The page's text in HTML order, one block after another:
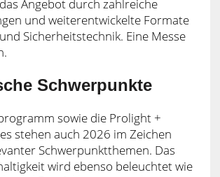
Angebot durch zahlreiche
und weiterentwickelte Formate
Sicherheitstechnik. Eine Messe
Schwerpunkte
sowie die Prolight +
stehen auch 2026 im Zeichen
Schwerpunktthemen. Das
wird ebenso beleuchtet wie